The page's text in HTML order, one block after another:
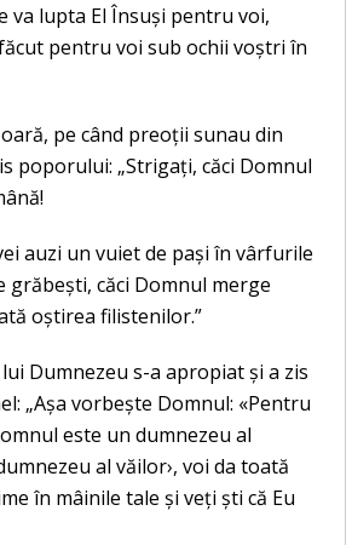
va lupta El Însuși pentru voi,
pentru voi sub ochii voștri în
oară, pe când preoții sunau din
poporului: „Strigați, căci Domnul
auzi un vuiet de pași în vârfurile
grăbești, căci Domnul merge
oștirea filistenilor.”
lui Dumnezeu s-a apropiat și a zis
„Așa vorbește Domnul: «Pentru
este un dumnezeu al
al văilor›, voi da toată
în mâinile tale și veți ști că Eu